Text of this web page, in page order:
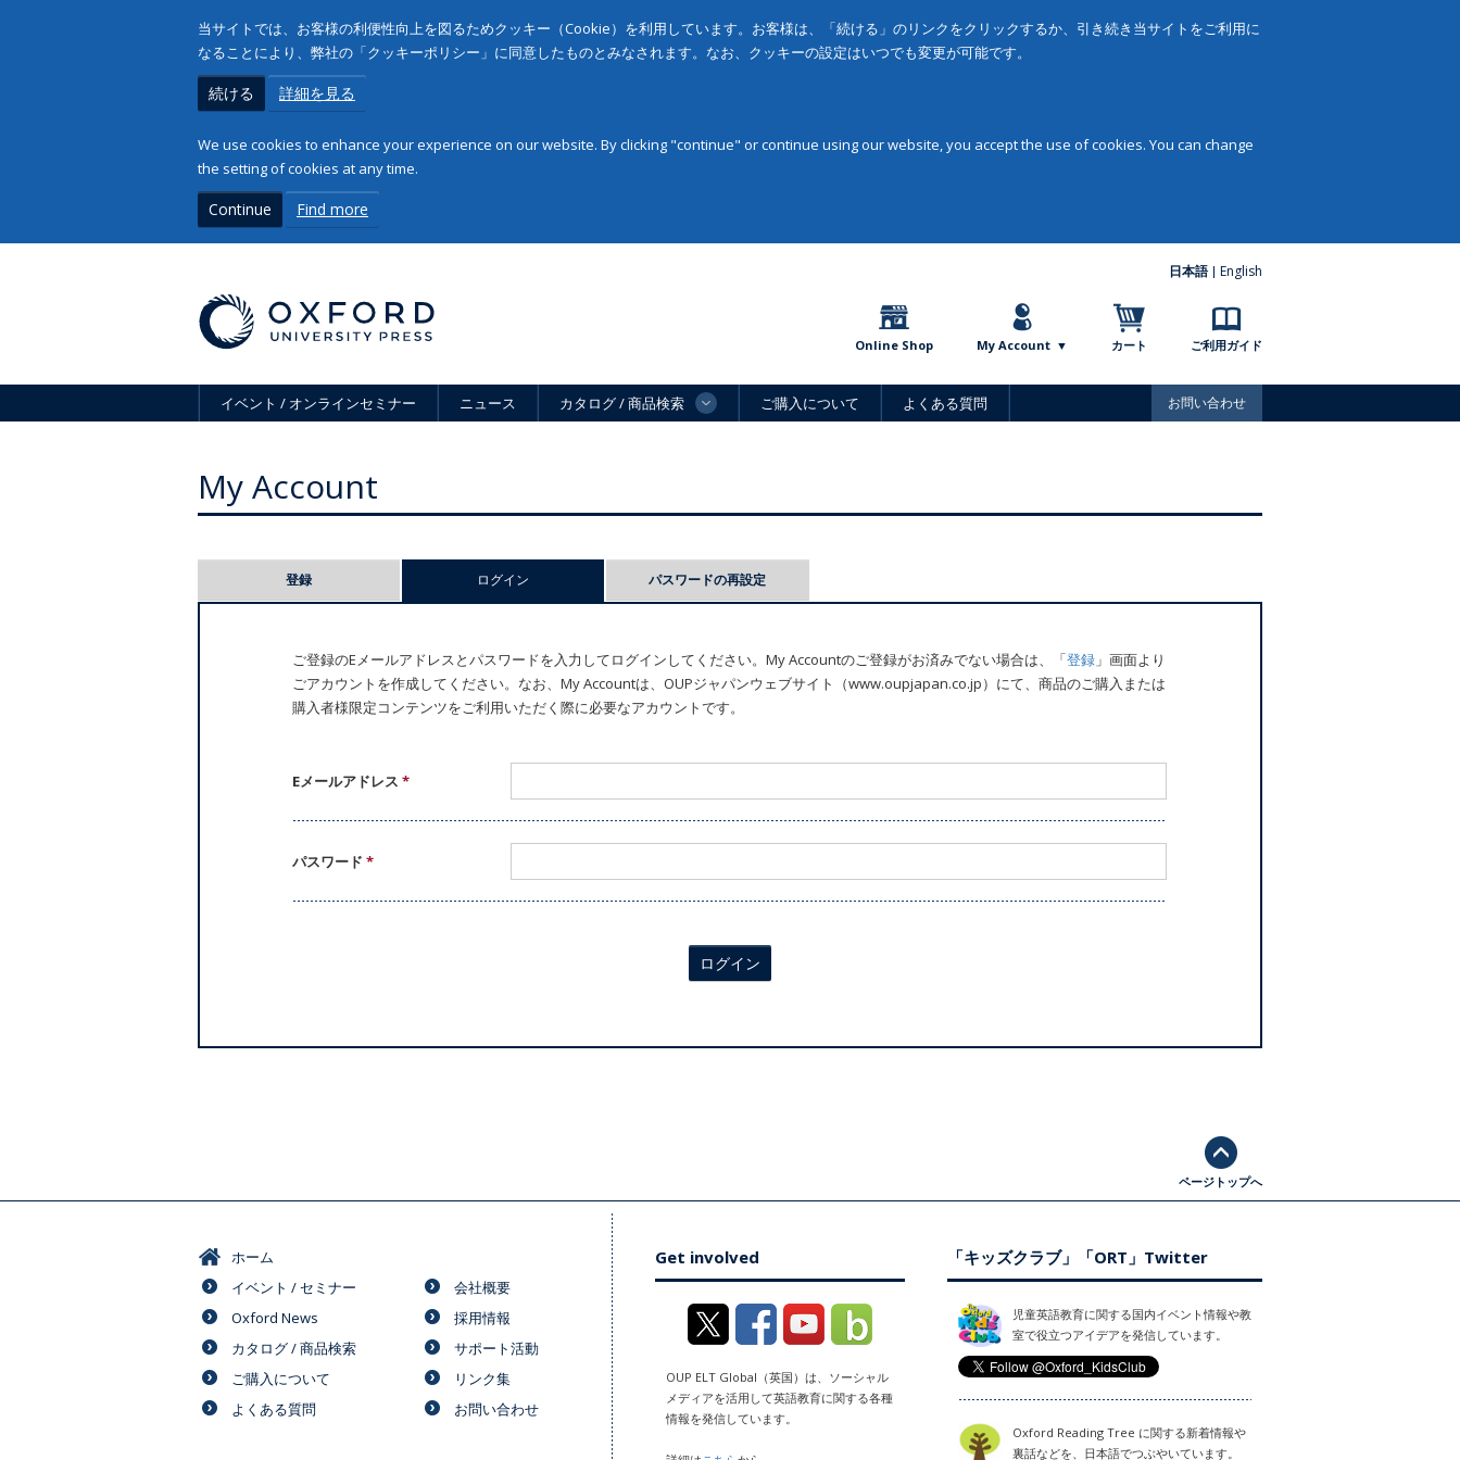
当サイトでは、お客様の利便性向上を図るためクッキー（Cookie）を利用しています。お客様は、「続ける」のリンクをクリックするか、引き続き当サイトをご利用に
なることにより、弊社の「クッキーポリシー」に同意したものとみなされます。なお、クッキーの設定はいつでも変更が可能です。
続ける 詳細を見る
We use cookies to enhance your experience on our website. By clicking "continue" or continue using our website, you accept the use of cookies. You can change
the setting of cookies at any time.
Continue Find more
日本語 English
Online Shop My Account カート ご利用ガイド
イベント / オンラインセミナー ニュース カタログ / 商品検索 ご購入について よくある質問 お問い合わせ
My Account
登録 ログイン パスワードの再設定
ご登録のEメールアドレスとパスワードを入力してログインしてください。My Accountのご登録がお済みでない場合は、「登録 」画面より
ごアカウントを作成してください。なお、My Accountは、OUPジャパンウェブサイト（www.oupjapan.co.jp）にて、商品のご購入または
購入者様限定コンテンツをご利用いただく際に必要なアカウントです。
Eメールアドレス*
パスワード*
ログイン
ページトップへ
ホーム
イベント / セミナー
Oxford News
カタログ / 商品検索
ご購入について
よくある質問
会社概要
採用情報
サポート活動
リンク集
お問い合わせ
Get involved
OUP ELT Global（英国）は、ソーシャル
メディアを活用して英語教育に関する各種
情報を発信しています。
「キッズクラブ」「ORT」Twitter
児童英語教育に関する国内イベント情報や教
室で役立つアイデアを発信しています。
Oxford Reading Tree に関する新着情報や
裏話などを、日本語でつぶやいています。